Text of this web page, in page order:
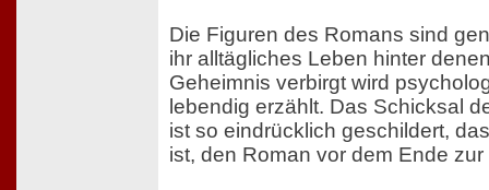
Die Figuren des Romans sind
ihr alltägliches Leben hinter
Geheimnis verbirgt wird
lebendig erzählt. Das Schicksal
ist so eindrücklich geschildert,
ist, den Roman vor dem Ende